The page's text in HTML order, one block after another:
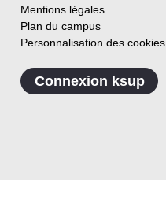
Mentions légales
Plan du campus
Personnalisation des cookies
Connexion ksup